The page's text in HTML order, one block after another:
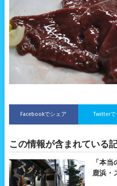
Facebookでシェア Twitterで
この情報が含まれている
「本
鹿浜・